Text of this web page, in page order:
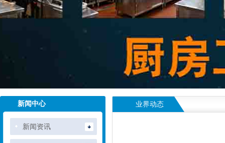
新闻中心
新闻资讯
业界动态